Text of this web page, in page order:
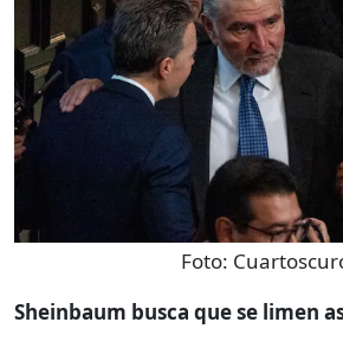
Foto:
Sheinbaum busca que se limen